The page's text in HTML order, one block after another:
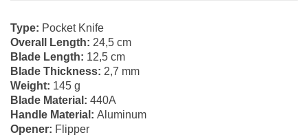
Type: Pocket Knife
Overall Length: 24,5 cm
Blade Length: 12,5 cm
Blade Thickness: 2,7 mm
Weight: 145 g
Blade Material: 440A
Handle Material: Aluminum
Opener: Flipper